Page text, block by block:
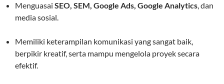
Menguasai SEO, SEM, Google Ads, Google Analytics, dan
media sosial.
Memiliki keterampilan komunikasi yang sangat baik,
berpikir kreatif, serta mampu mengelola proyek secara
efektif.